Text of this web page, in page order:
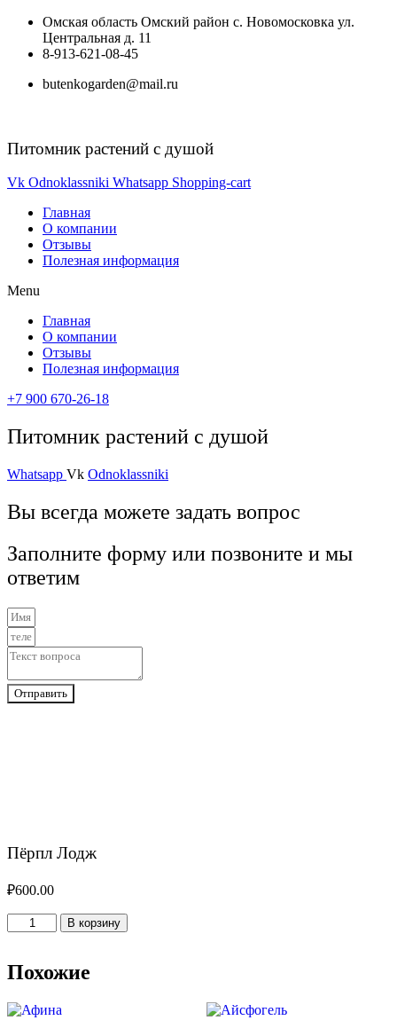
Перейти
содержимому
Омская область Омский район с. Новомосковка ул.
Центральная д. 11
8-913-621-08-45
butenkogarden@mail.ru
Питомник растений с душой
Vk Odnoklassniki Whatsapp Shopping-cart
Главная
О компании
Отзывы
Полезная информация
Menu
Главная
О компании
Отзывы
Полезная информация
+7 900 670-26-18
Питомник растений с душой
Whatsapp Vk Odnoklassniki
Вы всегда можете задать вопрос
Заполните форму или позвоните и мы
ответим
Отправить
Пёрпл Лодж
₽600.00
Количество
товара
Лодж
В корзину
Похожие